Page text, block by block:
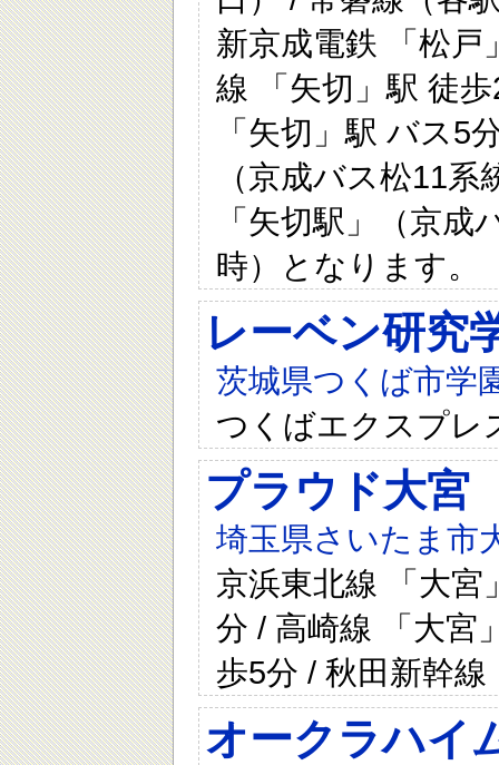
新京成電鉄 「松戸
線 「矢切」駅 徒
「矢切」駅 バス5
（京成バス松11
「矢切駅」（京
時）となります。
レーベン研究
茨城県つくば市学
つくばエクスプレ
プラウド大宮
埼玉県さいたま市
京浜東北線 「大宮
分 / 高崎線 「大宮
歩5分 / 秋田新幹
オークラハイ